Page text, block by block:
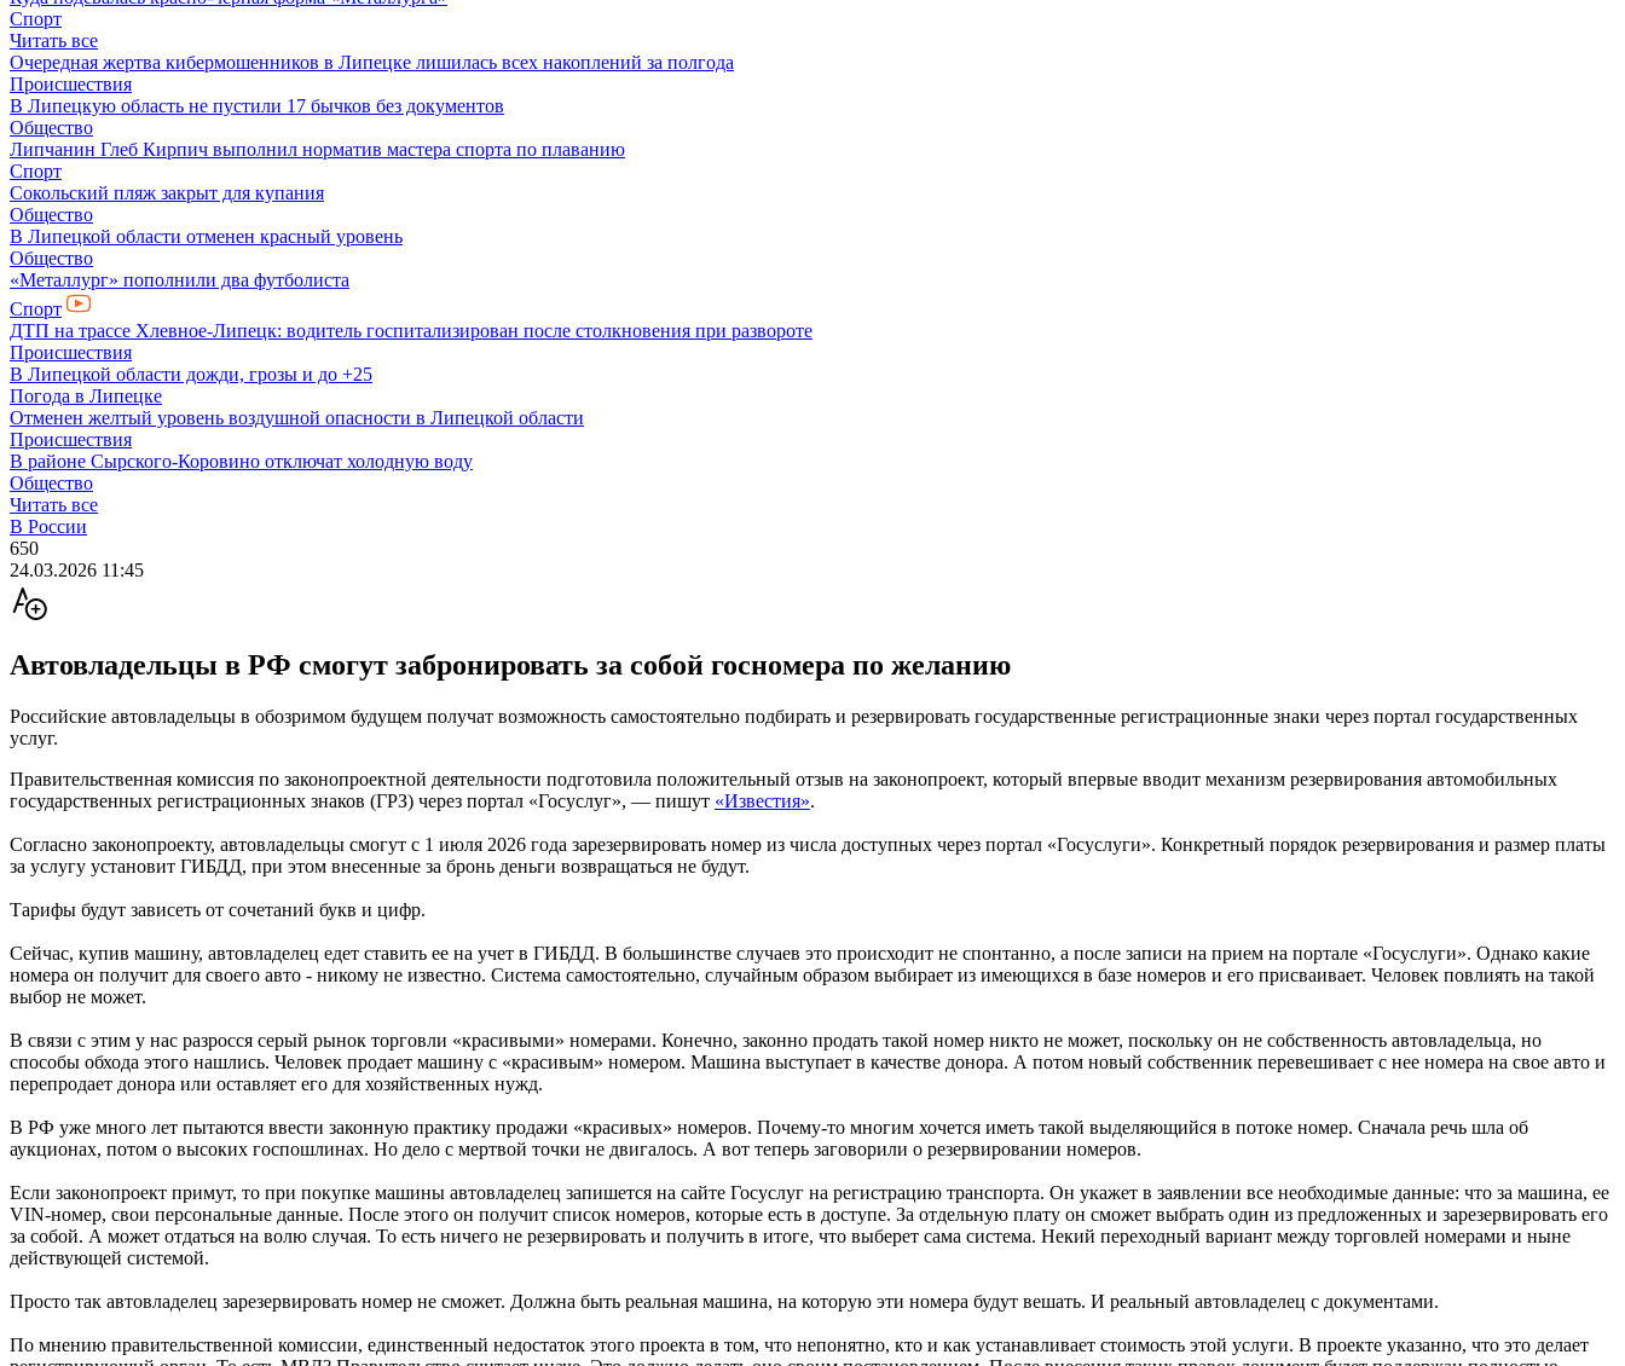
Спорт
Читать все
Очередная жертва кибермошенников в Липецке лишилась всех накоплений за полгода
Происшествия
В Липецкую область не пустили 17 бычков без документов
Общество
Липчанин Глеб Кирпич выполнил норматив мастера спорта по плаванию
Спорт
Сокольский пляж закрыт для купания
Общество
В Липецкой области отменен красный уровень
Общество
«Металлург» пополнили два футболиста
Спорт
ДТП на трассе Хлевное-Липецк: водитель госпитализирован после столкновения при развороте
Происшествия
В Липецкой области дожди, грозы и до +25
Погода в Липецке
Отменен желтый уровень воздушной опасности в Липецкой области
Происшествия
В районе Сырского-Коровино отключат холодную воду
Общество
Читать все
В России
650
24.03.2026 11:45
Автовладельцы в РФ смогут забронировать за собой госномера по желанию
Российские автовладельцы в обозримом будущем получат возможность самостоятельно подбирать и резервировать государственные регистрационные знаки через портал государственных
услуг.
Правительственная комиссия по законопроектной деятельности подготовила положительный отзыв на законопроект, который впервые вводит механизм резервирования автомобильных
государственных регистрационных знаков (ГРЗ) через портал «Госуслуг», — пишут «Известия».
Согласно законопроекту, автовладельцы смогут с 1 июля 2026 года зарезервировать номер из числа доступных через портал «Госуслуги». Конкретный порядок резервирования и размер платы
за услугу установит ГИБДД, при этом внесенные за бронь деньги возвращаться не будут.
Тарифы будут зависеть от сочетаний букв и цифр.
Сейчас, купив машину, автовладелец едет ставить ее на учет в ГИБДД. В большинстве случаев это происходит не спонтанно, а после записи на прием на портале «Госуслуги». Однако какие
номера он получит для своего авто - никому не известно. Система самостоятельно, случайным образом выбирает из имеющихся в базе номеров и его присваивает. Человек повлиять на такой
выбор не может.
В связи с этим у нас разросся серый рынок торговли «красивыми» номерами. Конечно, законно продать такой номер никто не может, поскольку он не собственность автовладельца, но
способы обхода этого нашлись. Человек продает машину с «красивым» номером. Машина выступает в качестве донора. А потом новый собственник перевешивает с нее номера на свое авто и
перепродает донора или оставляет его для хозяйственных нужд.
В РФ уже много лет пытаются ввести законную практику продажи «красивых» номеров. Почему-то многим хочется иметь такой выделяющийся в потоке номер. Сначала речь шла об
аукционах, потом о высоких госпошлинах. Но дело с мертвой точки не двигалось. А вот теперь заговорили о резервировании номеров.
Если законопроект примут, то при покупке машины автовладелец запишется на сайте Госуслуг на регистрацию транспорта. Он укажет в заявлении все необходимые данные: что за машина, ее
VIN-номер, свои персональные данные. После этого он получит список номеров, которые есть в доступе. За отдельную плату он сможет выбрать один из предложенных и зарезервировать его
за собой. А может отдаться на волю случая. То есть ничего не резервировать и получить в итоге, что выберет сама система. Некий переходный вариант между торговлей номерами и ныне
действующей системой.
Просто так автовладелец зарезервировать номер не сможет. Должна быть реальная машина, на которую эти номера будут вешать. И реальный автовладелец с документами.
По мнению правительственной комиссии, единственный недостаток этого проекта в том, что непонятно, кто и как устанавливает стоимость этой услуги. В проекте указанно, что это делает